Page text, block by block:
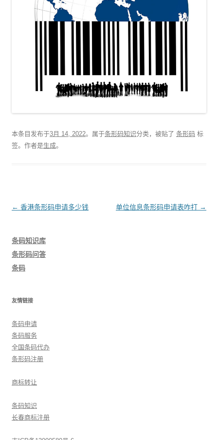
本条目发布于3月 14, 2022。属于条形码知识分类，被贴了 条形码 标
签。 作者是生成。
文
← 香港条形码申请多少钱 单位信息条形码申请表咋打 →
条码知识库
条形码问答
条码
友情链接
条码申请
条码服务
全国条码代办
条形码注册
商标转让
条码知识
长春商标注册